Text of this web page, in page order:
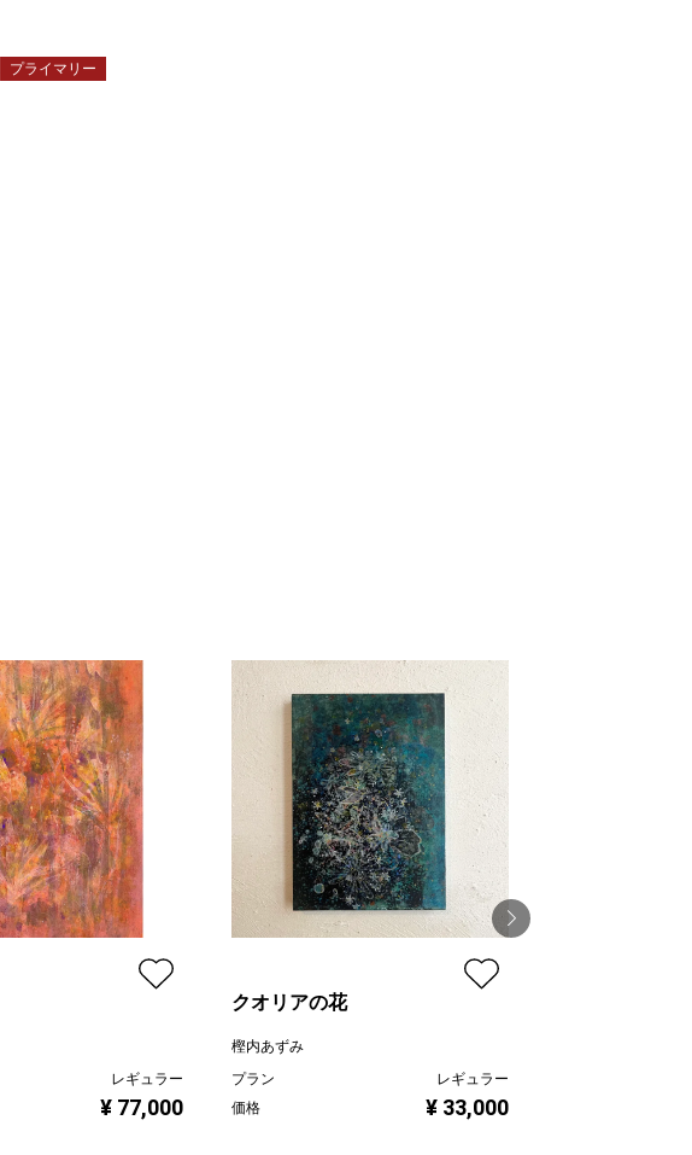
プライマリー
レギュラー
¥ 77,000
クオリアの花
樫内あずみ
プラン
レギュラー
価格
¥ 33,000